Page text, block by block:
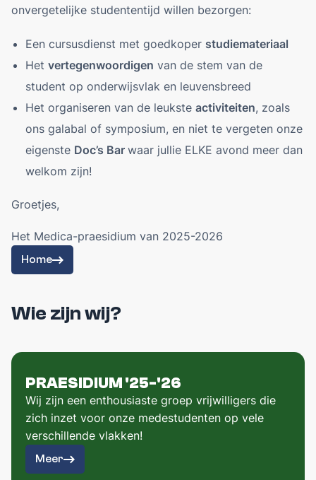
INTERNATIONAAL
Orientation Days
ERELEDEN
DOC'S BAR
ZaMo reserveringen
VERKIEZINGEN MEDICA 2026
onvergetelijke studententijd willen bezorgen:
Een cursusdienst met goedkoper studiemateriaal
Het vertegenwoordigen van de stem van de
student op onderwijsvlak en leuvensbreed
Het organiseren van de leukste activiteiten, zoals
ons galabal of symposium, en niet te vergeten onze
eigenste Doc’s Bar waar jullie ELKE avond meer dan
welkom zijn!
Groetjes,
Het Medica-praesidium van 2025-2026
Home
Wie zijn wij?
PRAESIDIUM '25-'26
Wij zijn een enthousiaste groep vrijwilligers die
zich inzet voor onze medestudenten op vele
verschillende vlakken!
Meer